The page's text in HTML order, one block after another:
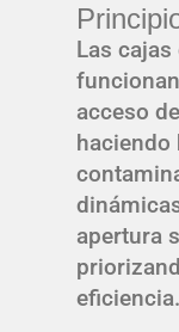
Las
acceso
haciendo
apertura
eficiencia.